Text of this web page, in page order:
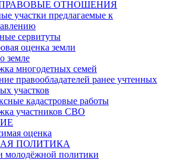
ОТНОШЕНИЯ
участки предлагаемые к
сервитуты
оценка земли
земле
многодетных семей
правообладателей ранее учтенных
участков
кадастровые работы
участников СВО
оценка
ПОЛИТИКА
молодёжной политики